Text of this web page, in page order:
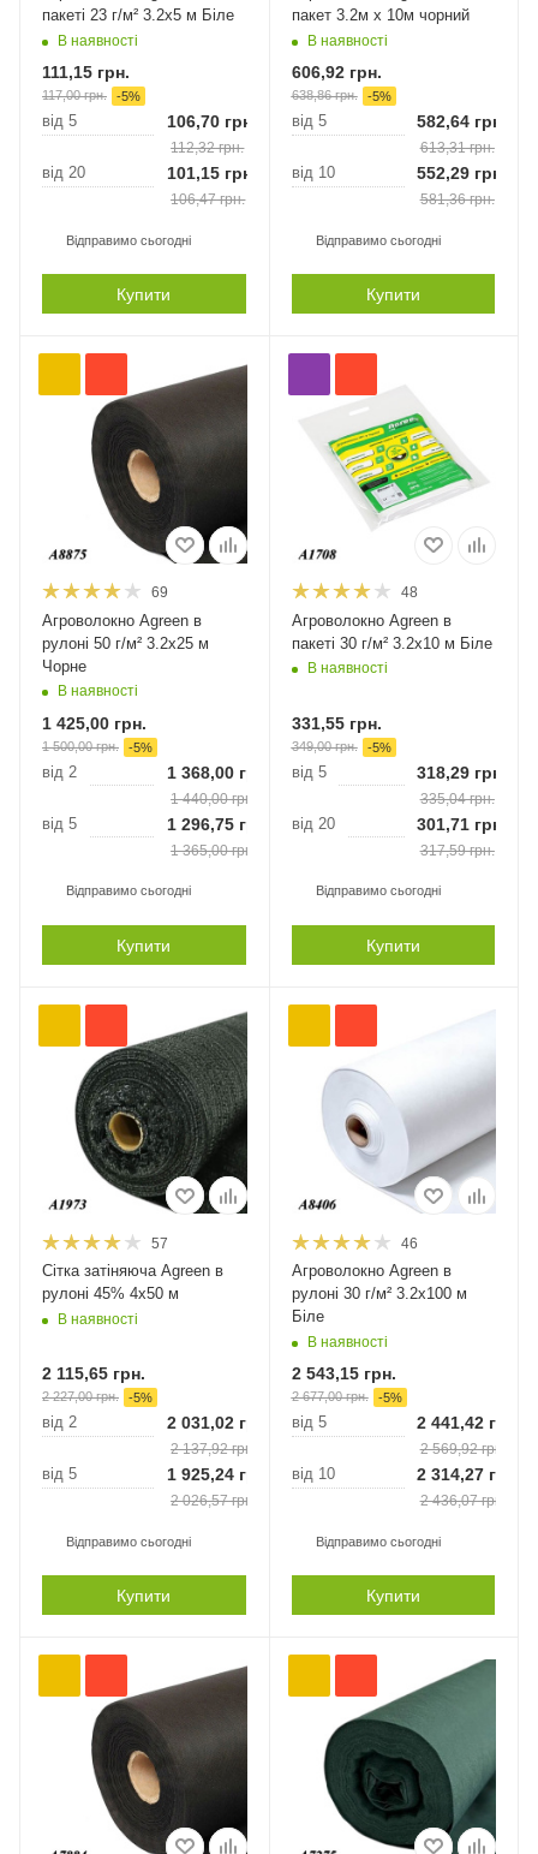
пакеті 23 г/м² 3.2х5 м Біле
В наявності
111,15 грн.
117,00грн. -5%
від 5 106,70 грн.
112,32грн.
від 20 101,15 грн.
106,47грн.
Відправимо сьогодні
Купити
пакет 3.2м х 10м чорний
В наявності
606,92грн.
638,86грн. -5%
від 5 582,64грн.
613,31грн.
від 10 552,29грн.
581,36грн.
Відправимо сьогодні
Купити
69
Агроволокно Agreen в
рулоні 50 г/м² 3.2х25 м
Чорне
В наявності
1 425,00 грн.
1 500,00грн. -5%
від 2 1 368,00 грн.
1 440,00грн.
від 5 1 296,75 грн.
1 365,00грн.
Відправимо сьогодні
Купити
48
Агроволокно Agreen в
пакеті 30 г/м² 3.2х10 м Біле
В наявності
331,55грн.
349,00грн. -5%
від 5 318,29грн.
335,04грн.
від 20 301,71грн.
317,59грн.
Відправимо сьогодні
Купити
57
Сітка затіняюча Agreen в
рулоні 45% 4х50 м
В наявності
2 115,65 грн.
2 227,00грн. -5%
від 2 2 031,02 грн.
2 137,92грн.
від 5 1 925,24 грн.
2 026,57грн.
Відправимо сьогодні
Купити
46
Агроволокно Agreen в
рулоні 30 г/м² 3.2х100 м
Біле
В наявності
2 543,15грн.
2 677,00грн. -5%
від 5 2 441,42грн.
2 569,92грн.
від 10 2 314,27грн.
2 436,07грн.
Відправимо сьогодні
Купити